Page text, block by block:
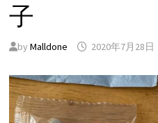
子
by Malldone 2020年7月28日